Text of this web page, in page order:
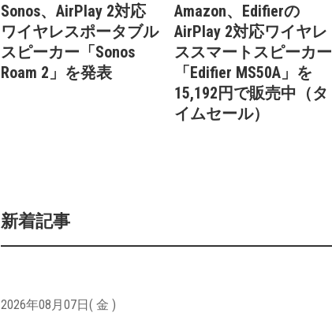
Sonos、AirPlay 2対応
ワイヤレスポータブル
スピーカー「Sonos
Roam 2」を発表
Amazon、Edifierの
AirPlay 2対応ワイヤレ
ススマートスピーカー
「Edifier MS50A」を
15,192円で販売中（タ
イムセール）
新着記事
2026年08月07日( 金 )